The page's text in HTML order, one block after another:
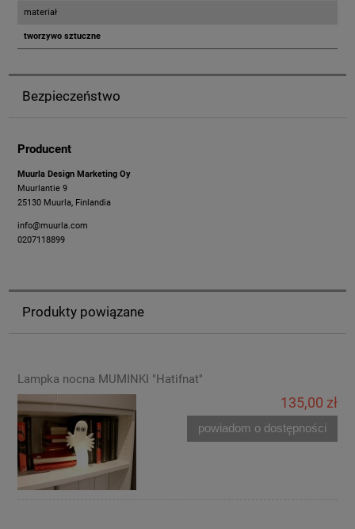
materiał
tworzywo sztuczne
Bezpieczeństwo
Producent
Muurla Design Marketing Oy
Muurlantie 9
25130 Muurla, Finlandia
info@muurla.com
0207118899
Produkty powiązane
Lampka nocna MUMINKI "Hatifnat"
135,00 zł
powiadom o dostępności